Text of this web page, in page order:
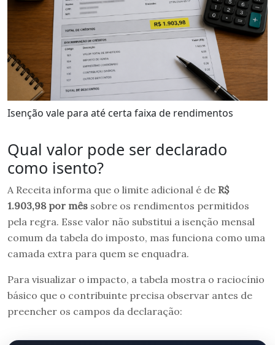
Isenção vale para até certa faixa de rendimentos
Qual valor pode ser declarado
como isento?
A Receita informa que o limite adicional é de R$
1.903,98 por mês sobre os rendimentos permitidos
pela regra. Esse valor não substitui a isenção mensal
comum da tabela do imposto, mas funciona como uma
camada extra para quem se enquadra.
Para visualizar o impacto, a tabela mostra o raciocínio
básico que o contribuinte precisa observar antes de
preencher os campos da declaração: